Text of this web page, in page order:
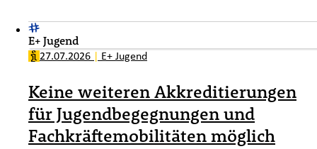
E+ Jugend
27.07.2026 | E+ Jugend
Keine weiteren Akkreditierungen
für Jugendbegegnungen und
Fachkräftemobilitäten möglich